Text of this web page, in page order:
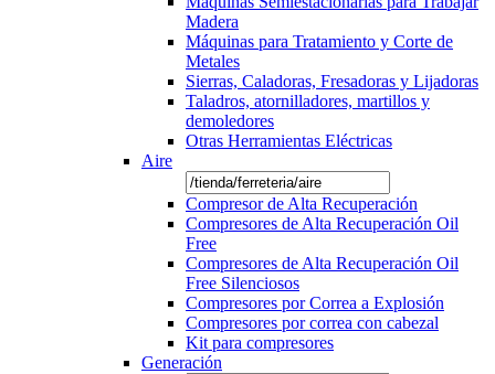
Madera
Máquinas para Tratamiento y Corte de
Metales
Sierras, Caladoras, Fresadoras y Lijadoras
Taladros, atornilladores, martillos y
demoledores
Otras Herramientas Eléctricas
Aire
Compresor de Alta Recuperación
Compresores de Alta Recuperación Oil
Free
Compresores de Alta Recuperación Oil
Free Silenciosos
Compresores por Correa a Explosión
Compresores por correa con cabezal
Kit para compresores
Generación